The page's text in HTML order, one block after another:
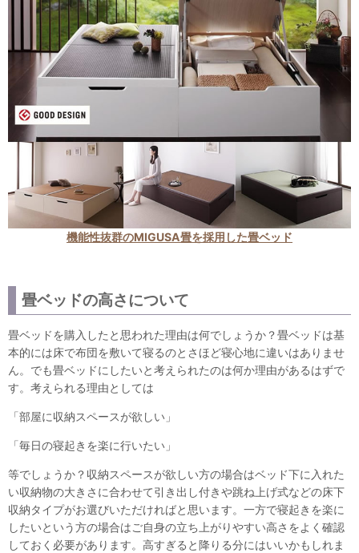
機能性抜群のMIGUSA畳を採用した畳ベッド
畳ベッドの高さについて
畳ベッドを購入したと思われた理由は何でしょうか？畳ベッドは基
本的には床で布団を敷いて寝るのとさほど寝心地に違いはありませ
ん。でも畳ベッドにしたいと考えられたのは何か理由があるはずで
す。考えられる理由としては
「部屋に収納スペースが欲しい」
「毎日の寝起きを楽に行いたい」
等でしょうか？収納スペースが欲しい方の場合はベッド下に入れた
い収納物の大きさに合わせて引き出し付きや跳ね上げ式などの床下
収納タイプがお選びいただければと思います。一方で寝起きを楽に
したいという方の場合はご自身の立ち上がりやすい高さをよく確認
しておく必要があります。高すぎると降りる分にはいいかもしれま